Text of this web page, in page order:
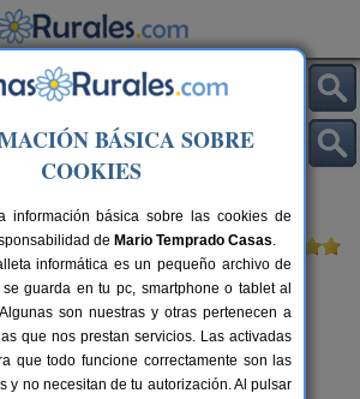
en Quinto de Ebro
BÁSICA SOBRE
COOKIES
información básica sobre las cookies de
de Mario Temprado Casas.
informática es un pequeño archivo de
guarda en tu pc, smartphone o tablet al
son nuestras y otras pertenecen a
que nos prestan servicios. Las activadas
que todo funcione correctamente son las
y no necesitan de tu autorización. Al pulsar